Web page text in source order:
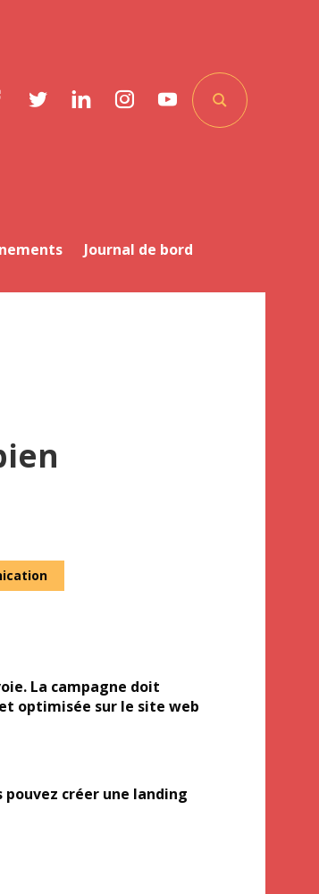
TwitterLinkedInInstagramYouTube
Journal de bord
La campagne doit
optimisée sur le site web
créer une landing